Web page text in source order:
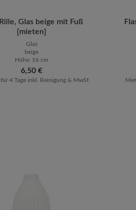
Wert ein oder
Anzahl: Gib den
Glas beige mit Fuß
[mieten]
Glas
beige
Höhe: 16 cm
Regulärer Preis:
6,50 €
4 Tage inkl. Reinigung & MwSt